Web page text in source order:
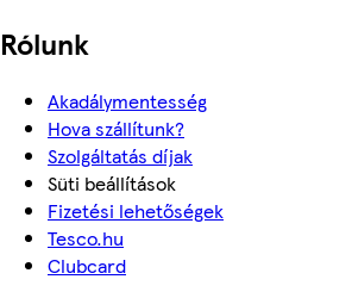
Rólunk
Akadálymentesség
Hova szállítunk?
Szolgáltatás díjak
Süti beállítások
Fizetési lehetőségek
Tesco.hu
Clubcard